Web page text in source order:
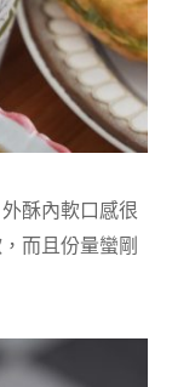
酥內軟口感很
而且份量蠻剛